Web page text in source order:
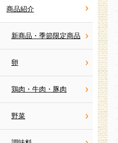
商品紹介
新商品・季節限定商品
卵
鶏肉・牛肉・豚肉
野菜